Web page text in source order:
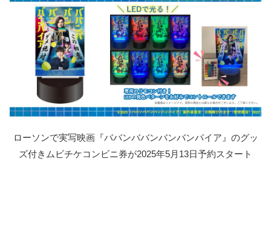
ローソンで実写映画『ババンババンバンバンパイア』のグッ
ズ付きムビチケコンビニ券が2025年5月13日予約スタート